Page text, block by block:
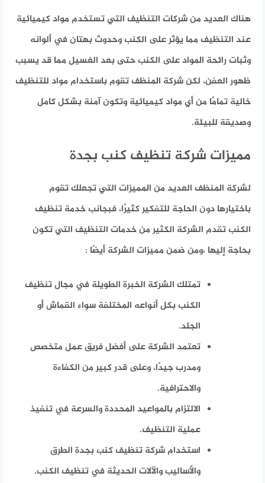
هناك العديد من شركات التنظيف التي تستخدم مواد كيميائية
عند التنظيف مما يؤثر على الكنب وحدوث بهتان في ألوانه
وثبات رائحة المواد على الكنب حتى بعد الغسيل مما قد يسبب
ظهور العفن، لكن شركة المنظف تقوم باستخدام مواد للتنظيف
خالية تمامًا من أي مواد كيميائية وتكون آمنة بشكل كامل
وصديقة للبيئة.
مميزات شركة تنظيف كنب بجدة
لشركة المنظف العديد من المميزات التي تجعلك تقوم
باختيارها دون الحاجة للتفكير كثيرًا، فبجانب خدمة تنظيف
الكنب تقدم الشركة الكثير من خدمات التنظيف التي تكون
بحاجة إليها ،ومن ضمن مميزات الشركة أيضًا :
تمتلك الشركة الخبرة الطويلة في مجال تنظيف
الكنب بكل أنواعه المختلفة سواء القماش أو
الجلد.
تعتمد الشركة على أفضل فريق عمل متخصص
ومدرب جيدًا، وعلى قدر كبير من الكفاءة
والاحترافية.
الالتزام بالمواعيد المحددة والسرعة في تنفيذ
عملية التنظيف.
استخدام شركة تنظيف كنب بجدة الطرق
والأساليب والآلات الحديثة في تنظيف الكنب.